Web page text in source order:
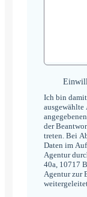
Ich bin
der
treten. Bei
Daten im
Agentur
40a, 10717
Agentur zur